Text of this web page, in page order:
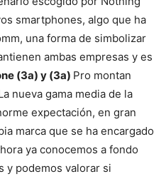
smartphones, algo que ha
una forma de simbolizar
ambas empresas y es
(3a) y (3a) Pro montan
nueva gama media de la
expectación, en gran
marca que se ha encargado
ya conocemos a fondo
y podemos valorar si